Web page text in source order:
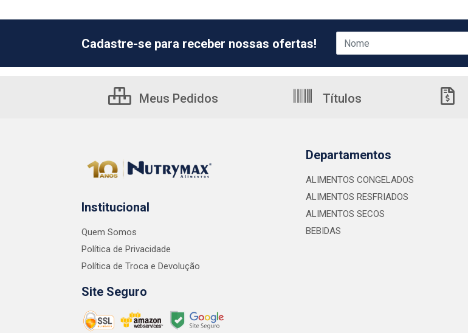
Cadastre-se para receber nossas ofertas!
Meus Pedidos Títulos
Institucional
Quem Somos
Política de Privacidade
Política de Troca e Devolução
Site Seguro
Departamentos
ALIMENTOS CONGELADOS
ALIMENTOS RESFRIADOS
ALIMENTOS SECOS
BEBIDAS